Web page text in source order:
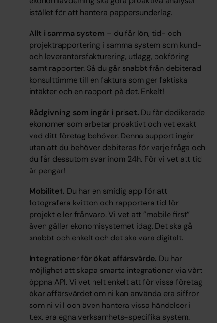
istället för att hantera pappersunderlag.
Allt i samma system – du får lön, tid- och
projektrapportering i samma system som kund-
och leverantörsfakturering, utlägg, bokföring
samt rapporter. Så du går snabbt från debiterad
konsulttimme till en faktura som ger faktiska
intäkter och en rapport på det. Enkelt!
Rådgivning som ingår i priset. Du får dedikerade
ekonomer som arbetar proaktivt och vet exakt
vad ditt företag behöver. Denna support ingår
utan att du behöver debiteras för varje fråga och
du får dessutom svar inom 24h. För vi vet att tid
är pengar!
Mobilitet. Du har en smidig app för att
fotografera kvitton och rapportera tid för
projekt eller frånvaro. Vi vet att ”mobile first”
även gäller ekonomisystemet idag. Det ska gå
snabbt och enkelt och det ska vara digitalt.
Integrationer för ökat affärsvärde. Du har
möjlighet att skapa smarta integrationer via vårt
öppna API. Vi vet helt enkelt att för vissa företag
ökar affärsvärdet om ni kan använda era siffror
som ni vill och även hantera vissa händelser i
t.ex. era egna verksamhets-specifika system.